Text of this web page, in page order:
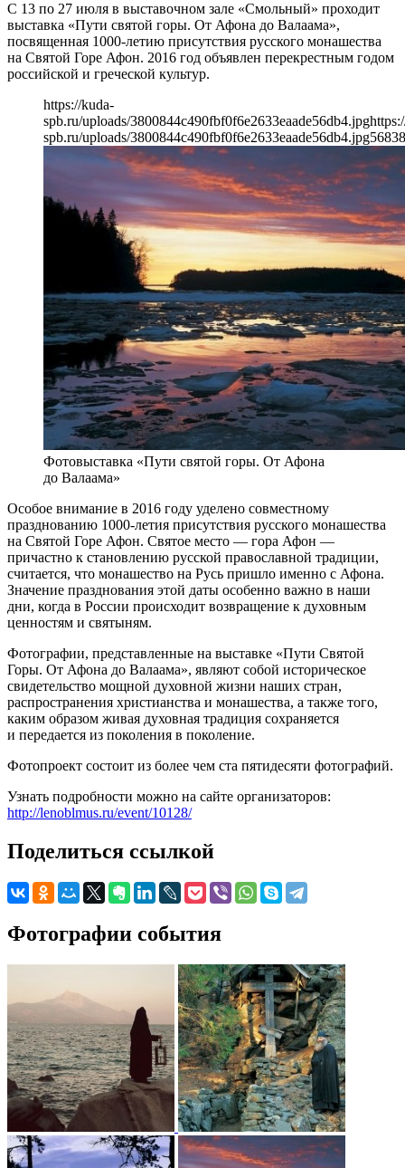
С 13 по 27 июля в выставочном зале «Смольный» проходит
выставка «Пути святой горы. От Афона до Валаама»,
посвященная 1000-летию присутствия русского монашества
на Святой Горе Афон. 2016 год объявлен перекрестным годом
российской и греческой культур.
https://kuda-
spb.ru/uploads/3800844c490fbf0f6e2633eaade56db4.jpg
spb.ru/uploads/3800844c490fbf0f6e2633eaade56db4.jpg568
Фотовыставка «Пути святой горы. От Афона
до Валаама»
Особое внимание в 2016 году уделено совместному
празднованию 1000-летия присутствия русского монашества
на Святой Горе Афон. Святое место — гора Афон —
причастно к становлению русской православной традиции,
считается, что монашество на Русь пришло именно с Афона.
Значение празднования этой даты особенно важно в наши
дни, когда в России происходит возвращение к духовным
ценностям и святыням.
Фотографии, представленные на выставке «Пути Святой
Горы. От Афона до Валаама», являют собой историческое
свидетельство мощной духовной жизни наших стран,
распространения христианства и монашества, а также того,
каким образом живая духовная традиция сохраняется
и передается из поколения в поколение.
Фотопроект состоит из более чем ста пятидесяти фотографий.
Узнать подробности можно на сайте организаторов:
http://lenoblmus.ru/event/10128/
Поделиться ссылкой
Фотографии события